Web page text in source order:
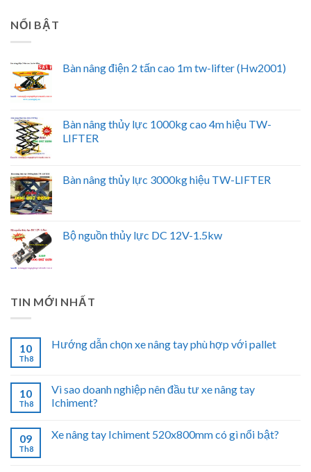
NỔI BẬT
Bàn nâng điện 2 tấn cao 1m tw-lifter (Hw2001)
Bàn nâng thủy lực 1000kg cao 4m hiệu TW-
LIFTER
Bàn nâng thủy lực 3000kg hiệu TW-LIFTER
Bộ nguồn thủy lực DC 12V-1.5kw
TIN MỚI NHẤT
10
Th8
Hướng dẫn chọn xe nâng tay phù hợp với pallet
10
Th8
Vì sao doanh nghiệp nên đầu tư xe nâng tay
Ichiment?
09
Th8
Xe nâng tay Ichiment 520x800mm có gì nổi bật?